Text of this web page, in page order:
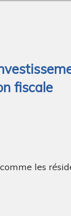
fiscale
les